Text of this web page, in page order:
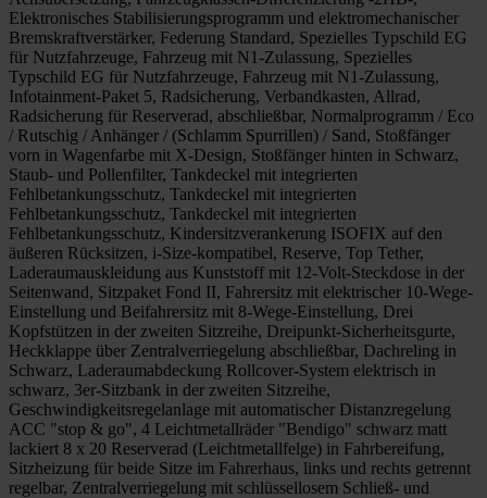
Elektronisches Stabilisierungsprogramm und elektromechanischer
Bremskraftverstärker, Federung Standard, Spezielles Typschild EG
für Nutzfahrzeuge, Fahrzeug mit N1-Zulassung, Spezielles
Typschild EG für Nutzfahrzeuge, Fahrzeug mit N1-Zulassung,
Infotainment-Paket 5, Radsicherung, Verbandkasten, Allrad,
Radsicherung für Reserverad, abschließbar, Normalprogramm / Eco
/ Rutschig / Anhänger / (Schlamm Spurrillen) / Sand, Stoßfänger
vorn in Wagenfarbe mit X-Design, Stoßfänger hinten in Schwarz,
Staub- und Pollenfilter, Tankdeckel mit integrierten
Fehlbetankungsschutz, Tankdeckel mit integrierten
Fehlbetankungsschutz, Tankdeckel mit integrierten
Fehlbetankungsschutz, Kindersitzverankerung ISOFIX auf den
äußeren Rücksitzen, i-Size-kompatibel, Reserve, Top Tether,
Laderaumauskleidung aus Kunststoff mit 12-Volt-Steckdose in der
Seitenwand, Sitzpaket Fond II, Fahrersitz mit elektrischer 10-Wege-
Einstellung und Beifahrersitz mit 8-Wege-Einstellung, Drei
Kopfstützen in der zweiten Sitzreihe, Dreipunkt-Sicherheitsgurte,
Heckklappe über Zentralverriegelung abschließbar, Dachreling in
Schwarz, Laderaumabdeckung Rollcover-System elektrisch in
schwarz, 3er-Sitzbank in der zweiten Sitzreihe,
Geschwindigkeitsregelanlage mit automatischer Distanzregelung
ACC "stop & go", 4 Leichtmetallräder "Bendigo" schwarz matt
lackiert 8 x 20 Reserverad (Leichtmetallfelge) in Fahrbereifung,
Sitzheizung für beide Sitze im Fahrerhaus, links und rechts getrennt
regelbar, Zentralverriegelung mit schlüssellosem Schließ- und